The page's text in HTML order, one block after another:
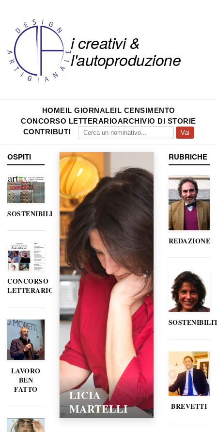
i creativi &
l'autoproduzione
HOMEIL GIORNALEIL CENSIMENTO
CONCORSO LETTERARIOARCHIVIO DI STORIE
CONTRIBUTI
Vai
OSPITI
SOSTENIBILITÀ
CONCORSO
LETTERARIO
LAVORO
BEN
FATTO
LICIA
MARTELLI
RUBRICHE
REDAZIONE
BREVETTI